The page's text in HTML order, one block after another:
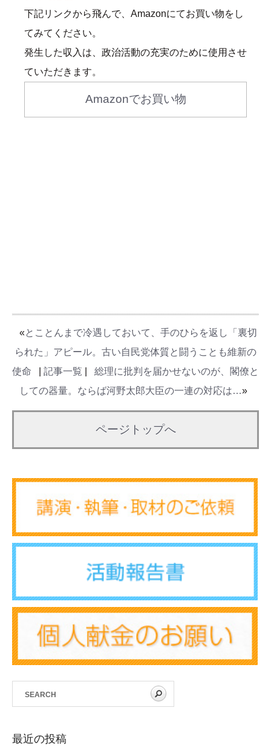
下記リンクから飛んで、Amazonにてお買い物をし
てみてください。
発生した収入は、政治活動の充実のために使用させ
ていただきます。
Amazonでお買い物
«とことんまで冷遇しておいて、手のひらを返し「裏切
られた」アピール。古い自民党体質と闘うことも維新の
使命
記事一覧
総理に批判を届かせないのが、閣僚と
しての器量。ならば河野太郎大臣の一連の対応は…»
ページトップへ
最近の投稿